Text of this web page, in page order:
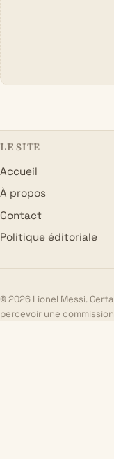
LE SITE
Accueil
À propos
Contact
Politique éditoriale
© 2026 Lionel Messi.
percevoir une